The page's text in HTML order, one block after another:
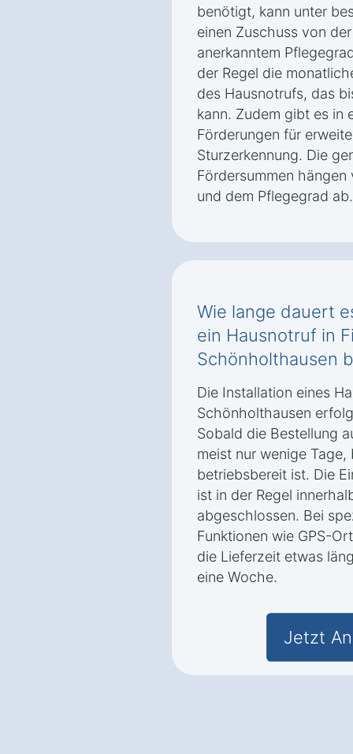
benötigt, kann unter
einen Zuschuss von
anerkanntem
der Regel die
des Hausnotrufs, das
kann. Zudem gibt es in
Förderungen für
Sturzerkennung. Die
Fördersummen
und dem Pflegegrad ab.
Wie lange dauert
ein Hausnotruf in
Schönholthausen
Die Installation eines
Schönholthausen
Sobald die Bestellung
meist nur wenige
betriebsbereit ist. Die
ist in der Regel
abgeschlossen. Bei
Funktionen wie GPS-
die Lieferzeit etwas
eine Woche.
Jetzt